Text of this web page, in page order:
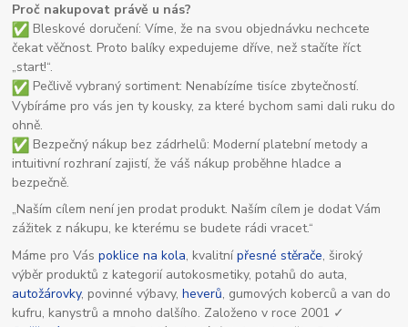
Proč nakupovat právě u nás?
Bleskové doručení: Víme, že na svou objednávku nechcete
čekat věčnost. Proto balíky expedujeme dříve, než stačíte říct
„start!“.
Pečlivě vybraný sortiment: Nenabízíme tisíce zbytečností.
Vybíráme pro vás jen ty kousky, za které bychom sami dali ruku do
ohně.
Bezpečný nákup bez zádrhelů: Moderní platební metody a
intuitivní rozhraní zajistí, že váš nákup proběhne hladce a
bezpečně.
„Naším cílem není jen prodat produkt. Naším cílem je dodat Vám
zážitek z nákupu, ke kterému se budete rádi vracet.“
Máme pro Váspoklice na kola, kvalitnípřesné stěrače, široký
výběr produktů z kategorií autokosmetiky, potahů do auta,
autožárovky, povinné výbavy,heverů, gumových koberců a van do
kufru, kanystrů a mnoho dalšího. Založeno v roce 2001 ✓